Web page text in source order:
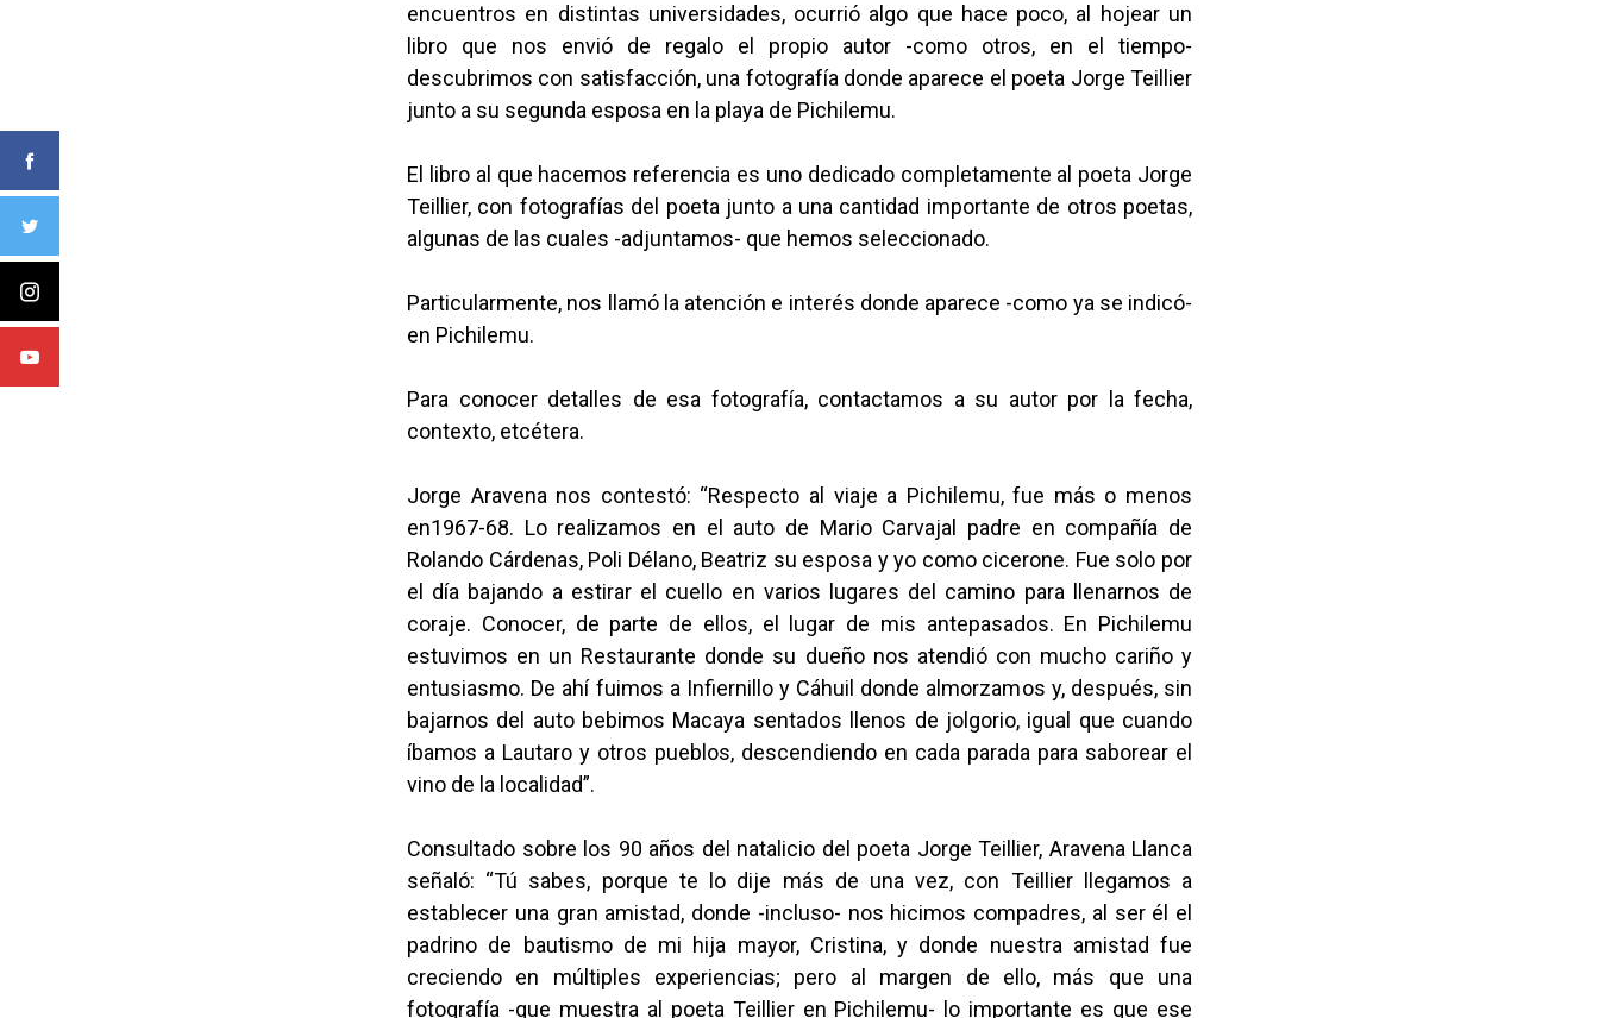
encuentros en distintas universidades, ocurrió algo que hace poco, al hojear un
libro que nos envió de regalo el propio autor -como otros, en el tiempo-
descubrimos con satisfacción, una fotografía donde aparece el poeta Jorge Teillier
junto a su segunda esposa en la playa de Pichilemu.
El libro al que hacemos referencia es uno dedicado completamente al poeta Jorge
Teillier, con fotografías del poeta junto a una cantidad importante de otros poetas,
algunas de las cuales -adjuntamos- que hemos seleccionado.
Particularmente, nos llamó la atención e interés donde aparece -como ya se indicó-
en Pichilemu.
Para conocer detalles de esa fotografía, contactamos a su autor por la fecha,
contexto, etcétera.
Jorge Aravena nos contestó: “Respecto al viaje a Pichilemu, fue más o menos
en1967-68. Lo realizamos en el auto de Mario Carvajal padre en compañía de
Rolando Cárdenas, Poli Délano, Beatriz su esposa y yo como cicerone. Fue solo por
el día bajando a estirar el cuello en varios lugares del camino para llenarnos de
coraje. Conocer, de parte de ellos, el lugar de mis antepasados. En Pichilemu
estuvimos en un Restaurante donde su dueño nos atendió con mucho cariño y
entusiasmo. De ahí fuimos a Infiernillo y Cáhuil donde almorzamos y, después, sin
bajarnos del auto bebimos Macaya sentados llenos de jolgorio, igual que cuando
íbamos a Lautaro y otros pueblos, descendiendo en cada parada para saborear el
vino de la localidad”.
Consultado sobre los 90 años del natalicio del poeta Jorge Teillier, Aravena Llanca
señaló: “Tú sabes, porque te lo dije más de una vez, con Teillier llegamos a
establecer una gran amistad, donde -incluso- nos hicimos compadres, al ser él el
padrino de bautismo de mi hija mayor, Cristina, y donde nuestra amistad fue
creciendo en múltiples experiencias; pero al margen de ello, más que una
fotografía -que muestra al poeta Teillier en Pichilemu- lo importante es que ese